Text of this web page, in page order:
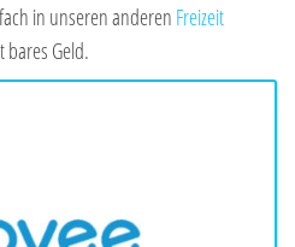
in unseren anderen Freizeit
bares Geld.